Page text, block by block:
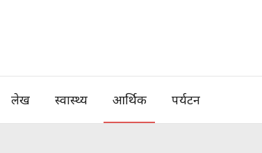
लेख स्वास्थ्य आर्थिक पर्यटन